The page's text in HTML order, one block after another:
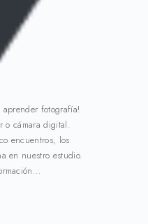
aprender fotografía!
o cámara digital.
encuentros, los
en nuestro estudio.